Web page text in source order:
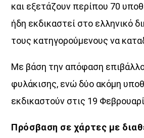
και εξετάζουν περίπου 70
ήδη εκδικαστεί στο ελληνικό
τους κατηγορούµενους να
Με βάση την απόφαση
φυλάκισης, ενώ δύο ακόµη
εκδικαστούν στις 19
Πρόσβαση σε χάρτες με